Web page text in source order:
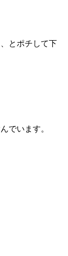
とポチして下
でいます。